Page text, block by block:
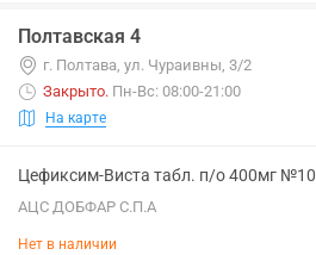
Полтавская 4
г. Полтава, ул. Чураивны, 3/2
Закрыто. Пн-Вс: 08:00-21:00
На карте
Цефиксим-Виста табл. п/о 400мг №10
АЦС ДОБФАР С.П.А
Нет в наличии